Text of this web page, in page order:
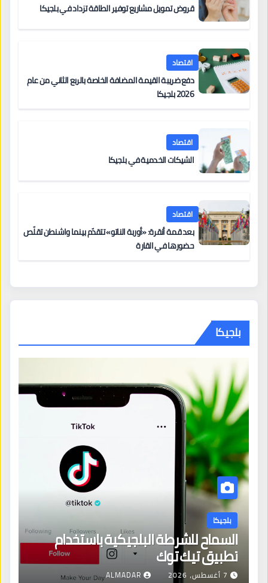
قروض تمويل مشاريع توفير الطاقة تزداد في بلجيكا
اقتصاد
دفع ضريبة القيمة المضافة الخاصة بالربع الثاني من عام
2026 بلجيكا
اقتصاد
الشيكات الخدمية في بلجيكا
اقتصاد
بعد قمة أنقرة: «أوربة الناتو» تتقدّم بينما واشنطن تقلّص
حضورها في القارة
بلجيكا
بلجيكا
السماح للشرطة البلجيكية باستخدام
تطبيق تيك توك
7 أغسطس، 2026 ALMADAR